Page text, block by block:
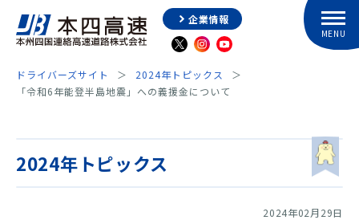
企業情報
ドライバーズサイト
2024年トピックス
「令和6年能登半島地震」への義援金について
2024年トピックス
2024年02月29日